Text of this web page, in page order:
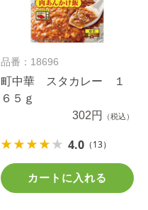
品番：18696
町中華 スタカレー １
６５ｇ
302円
（税込）
4.0 （13）
カートに入れる